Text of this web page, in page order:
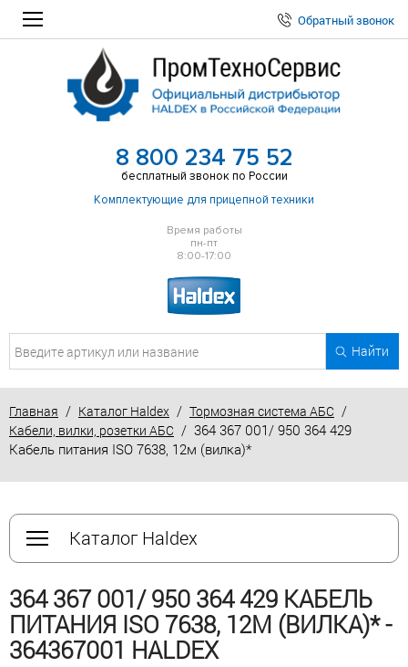
Обратный звонок
8 800 234 75 52
бесплатный звонок по России
Комплектующие для прицепной техники
Время работы
пн-пт
8:00-17:00
Найти
Главная / Каталог Haldex / Тормозная система АБС /
Кабели, вилки, розетки АБС / 364 367 001/ 950 364 429
Кабель питания ISO 7638, 12м (вилка)*
Каталог Haldex
364 367 001/ 950 364 429 КАБЕЛЬ
ПИТАНИЯ ISO 7638, 12М (ВИЛКА)* -
364367001 HALDEX